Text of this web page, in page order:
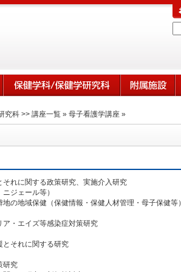
究科 >> 講座一覧 » 母子看護学講座 »
それに関する政策研究、実施介入研究
ジェール等）
地の地域保健（保健情報・保健人材管理・母子保健等
ア・エイズ等感染症対策研究
とそれに関する研究
研究